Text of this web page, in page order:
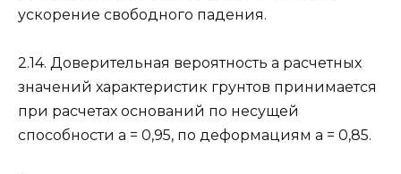
ускорение свободного падения.
2.14. Доверительная вероятность a расчетных
значений характеристик грунтов принимается
при расчетах оснований по несущей
способности a = 0,95, по деформациям a = 0,85.